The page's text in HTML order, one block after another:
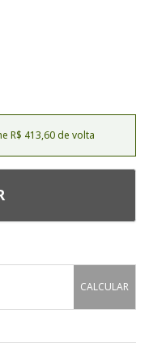
R$ 413,60 de volta
CALCULAR